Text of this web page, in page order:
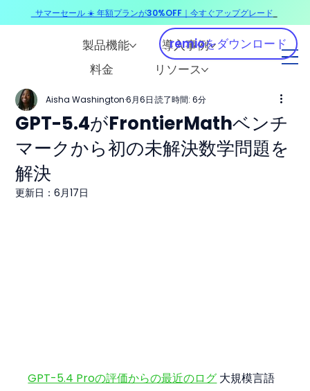
製品機能
導入事例
料金
リソース
remioをダウンロード
GPT-5.4がFrontierMathベンチ
マークから初の未解決数学問題を
解決
Aisha Washington 6月6日 読了時間: 6分
更新日：6月17日
GPT-5.4 Proの評価からの最近のログ 大規模言語
サマーセール ☀️ 年額プランが30%OFF｜今すぐアップグレード